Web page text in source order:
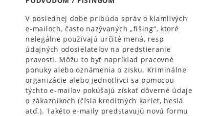
V poslednej dobe pribúda správ o klamlivých
e-mailoch, často nazývaných „fišing“, ktoré
nelegálne používajú určité mená, resp
údajných odosielateľov na predstieranie
pravosti. Môžu to byť napríklad pracovné
ponuky alebo oznámenia o zisku. Kriminálne
organizácie alebo jednotlivci sa pomocou
týchto e-mailov pokúšajú získať dôverné údaje
o zákazníkoch (čísla kreditných kariet, heslá
atď.). Takéto e-maily predstavujú novú formu